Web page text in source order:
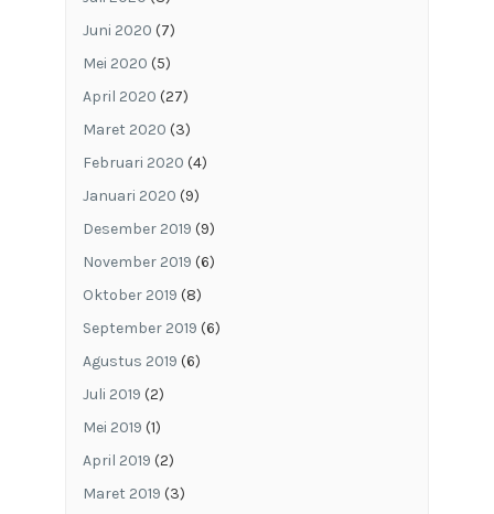
Juni 2020 (7)
Mei 2020 (5)
April 2020 (27)
Maret 2020 (3)
Februari 2020 (4)
Januari 2020 (9)
Desember 2019 (9)
November 2019 (6)
Oktober 2019 (8)
September 2019 (6)
Agustus 2019 (6)
Juli 2019 (2)
Mei 2019 (1)
April 2019 (2)
Maret 2019 (3)